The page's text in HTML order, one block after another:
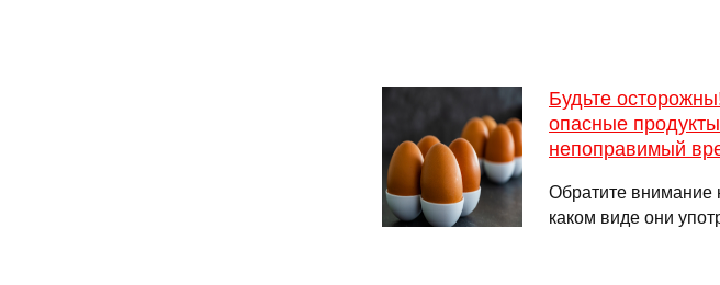
Будьте
опасные
непоправимый
Обратите внимание
каком виде они